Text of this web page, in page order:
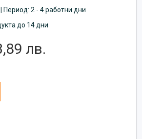
Период: 2 - 4 работни дни
до 14 дни
лв.